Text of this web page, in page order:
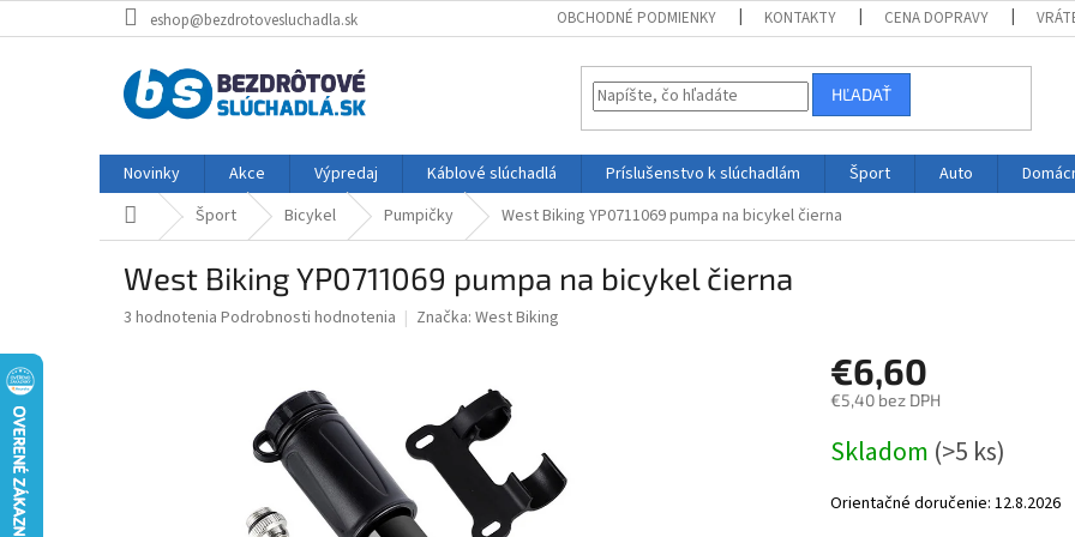
na
eshop@bezdrotovesluchadla.sk OBCHODNÉ PODMIENKY KONTAKTY CENA DOPRAVY
HĽADAŤ
Novinky Akce Výpredaj Káblové slúchadlá Príslušenstvo k slúchadlám Šport Auto
DomovŠport Bicykel Pumpičky West Biking YP0711069 pumpa na bicykel čierna
West Biking YP0711069 pumpa na bicykel čierna
Priemerné
3 hodnotenia Podrobnosti hodnotenia Značka: West Biking
€6,60
€5,40 bez DPH
cena:
Skladom (>5 ks)
Orientačné doručenie: 12.8.2026